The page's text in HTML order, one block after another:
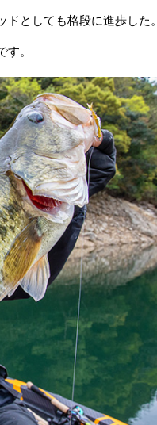
としても格段に進歩した。
。